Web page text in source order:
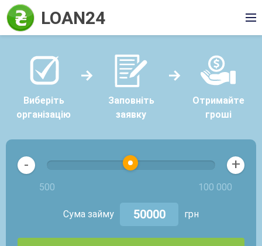
LOAN24
Виберіть
організацію
Заповніть
заявку
Отримайте
гроші
-
500 100 000
+
Сума займу грн